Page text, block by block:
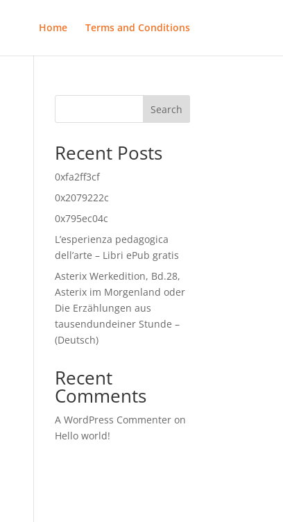
Home Terms and Conditions
Search
Recent Posts
0xfa2ff3cf
0x2079222c
0x795ec04c
L’esperienza pedagogica
dell’arte – Libri ePub gratis
Asterix Werkedition, Bd.28,
Asterix im Morgenland oder
Die Erzählungen aus
tausendundeiner Stunde –
(Deutsch)
Recent
Comments
A WordPress Commenter on
Hello world!